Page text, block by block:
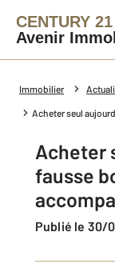
CENTURY 21
Avenir
Immobilier
Acheter seul
Acheter
fausse
Publié le 30/